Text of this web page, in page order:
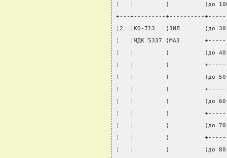
¦   ¦         ¦          ¦до
+---+---------+----------
¦2  ¦КО-713   ¦ЗИЛ       ¦до
¦   ¦МДК 5337 ¦МАЗ
¦   ¦         ¦          ¦до 40
¦   ¦         ¦
¦   ¦         ¦          ¦до 50
¦   ¦         ¦
¦   ¦         ¦          ¦до 60
¦   ¦         ¦
¦   ¦         ¦          ¦до 70
¦   ¦         ¦
¦   ¦         ¦          ¦до 80